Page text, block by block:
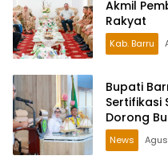
Akmil
Rakyat
Kab. Barru
Bupati
Sertifikasi
Dorong
News